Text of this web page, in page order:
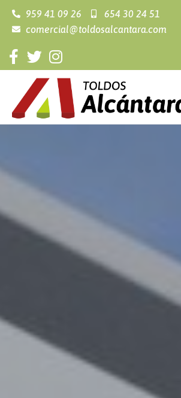
959 41 09 26
654 30 24 51
comercial@toldosalcantara.com